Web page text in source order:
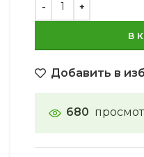
В
Добавить в
680